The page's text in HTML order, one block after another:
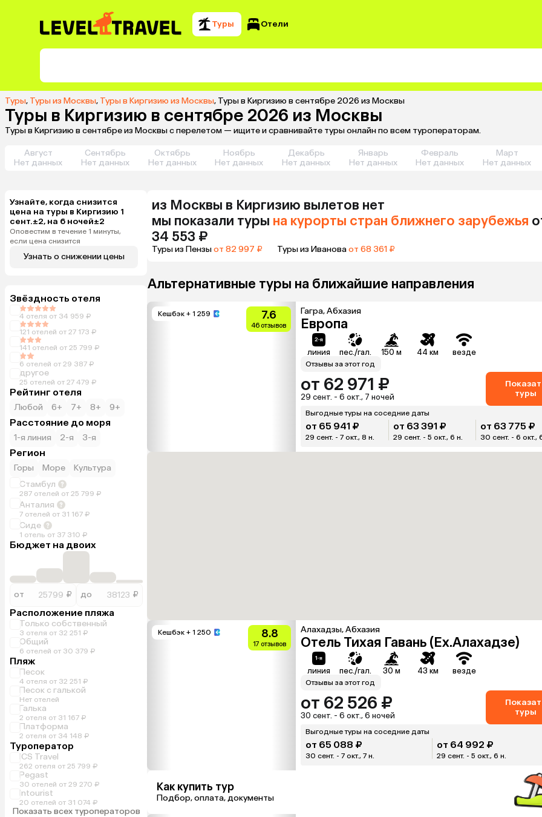
Туры Отели
Туры, Туры из Москвы, Туры в Киргизию из Москвы, Туры в Киргизию в сентябре 2026 из Москвы
Туры в Киргизию в сентябре 2026 из Москвы
Туры в Киргизию в сентябре из Москвы с перелетом — ищите и сравнивайте туры онлайн по всем туроператорам.
Август
Нет данных
Сентябрь
Нет данных
Октябрь
Нет данных
Ноябрь
Нет данных
Декабрь
Нет данных
Январь
Нет данных
Февраль
Нет данных
Март
Нет данных
Узнайте, когда снизится
цена на туры в Киргизию 1
сент.±2, на 6 ночей±2
Оповестим в течение 1 минуты,
если цена снизится
Узнать о снижении цены
Звёздность отеля
4 отеля от 34 959 ₽
121 отелей от 27 173 ₽
141 отелей от 25 799 ₽
6 отелей от 29 387 ₽
другое
25 отелей от 27 479 ₽
Рейтинг отеля
Любой 6+ 7+ 8+ 9+
Расстояние до моря
1-я линия 2-я 3-я
Регион
Горы Море
Культура
Стамбул
287 отелей от 25 799 ₽
Анталия
7 отелей от 31 167 ₽
Сиде
1 отель от 37 310 ₽
Бюджет на двоих
от ₽ до ₽
Расположение пляжа
Только собственный
3 отеля от 32 251 ₽
Общий
6 отелей от 30 379 ₽
Пляж
Песок
4 отеля от 32 251 ₽
Песок с галькой
Нет отелей
Галька
2 отеля от 31 167 ₽
Платформа
2 отеля от 34 148 ₽
Туроператор
ICS Travel
262 отеля от 25 799 ₽
Pegast
30 отелей от 29 270 ₽
Intourist
20 отелей от 31 074 ₽
Показать всех туроператоров
из Москвы в Киргизию вылетов нет
мы показали туры на курорты стран ближнего зарубежья
34 553 ₽
Туры из Пензыот 82 997 ₽ Туры из Ивановаот 68 361 ₽
Альтернативные туры на ближайшие направления
Кешбэк + 1 259 7.6
46 отзывов
Гагра, Абхазия
Европа
линия пес./гал. 150 м 44 км везде
Отзывы за этот год
от 62 971 ₽
29 сент. - 6 окт., 7 ночей
туры
Выгодные туры на соседние даты
от 65 941 ₽
29 сент. - 7 окт., 8 н.
от 63 391 ₽
29 сент. - 5 окт., 6 н.
от 63 775 ₽
30 сент. - 6 окт.,
Кешбэк + 1 250 8.8
17 отзывов
Алахадзы, Абхазия
Отель Тихая Гавань (Ex.Алахадзе)
линия пес./гал. 30 м 43 км везде
Отзывы за этот год
от 62 526 ₽
30 сент. - 6 окт., 6 ночей
туры
Выгодные туры на соседние даты
от 65 088 ₽
30 сент. - 7 окт., 7 н.
от 64 992 ₽
29 сент. - 5 окт., 6 н.
Как купить тур
Подбор, оплата, документы